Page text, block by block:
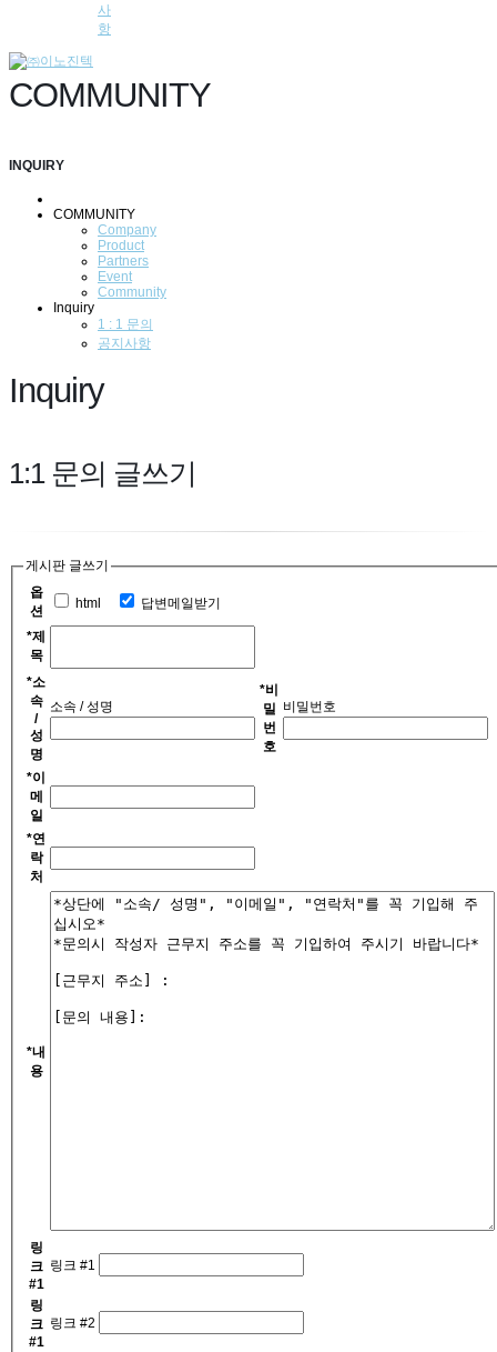
사
항
COMMUNITY
INQUIRY
COMMUNITY
Company
Product
Partners
Event
Community
Inquiry
1 : 1 문의
공지사항
Inquiry
1:1 문의 글쓰기
게시판 글쓰기
옵
션
html 답변메일받기
*제
목
*소
속
/
성
명
소속 / 성명
*비
밀
번
호
비밀번호
*이
메
일
*연
락
처
*내
용
링
크
#1
링크 #1
링
크
#1
링크 #2